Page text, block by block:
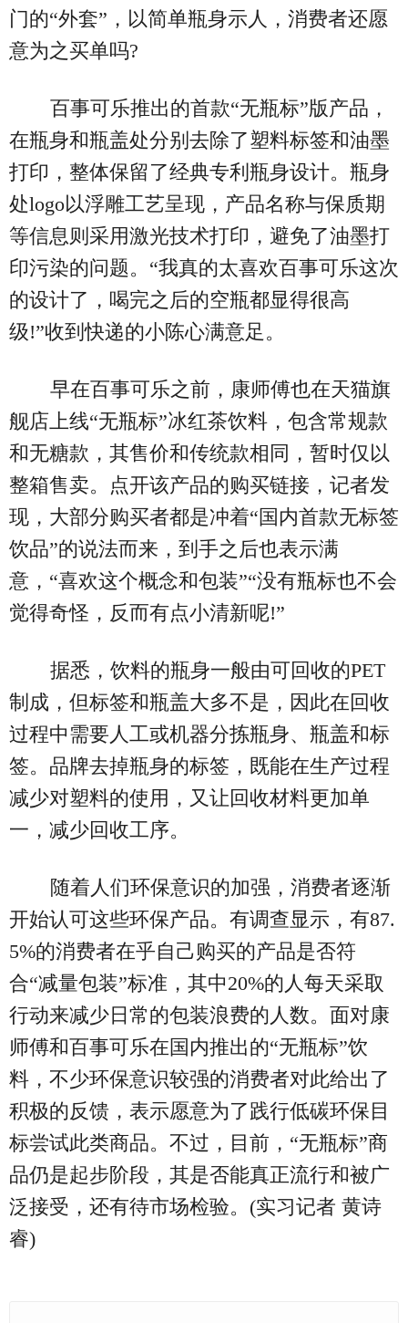
门的“外套”，以简单瓶身示人，消费者还愿
意为之买单吗?
百事可乐推出的首款“无瓶标”版产品，
在瓶身和瓶盖处分别去除了塑料标签和油墨
打印，整体保留了经典专利瓶身设计。瓶身
处logo以浮雕工艺呈现，产品名称与保质期
等信息则采用激光技术打印，避免了油墨打
印污染的问题。“我真的太喜欢百事可乐这次
的设计了，喝完之后的空瓶都显得很高
级!”收到快递的小陈心满意足。
早在百事可乐之前，康师傅也在天猫旗
舰店上线“无瓶标”冰红茶饮料，包含常规款
和无糖款，其售价和传统款相同，暂时仅以
整箱售卖。点开该产品的购买链接，记者发
现，大部分购买者都是冲着“国内首款无标签
饮品”的说法而来，到手之后也表示满
意，“喜欢这个概念和包装”“没有瓶标也不会
觉得奇怪，反而有点小清新呢!”
据悉，饮料的瓶身一般由可回收的PET
制成，但标签和瓶盖大多不是，因此在回收
过程中需要人工或机器分拣瓶身、瓶盖和标
签。品牌去掉瓶身的标签，既能在生产过程
减少对塑料的使用，又让回收材料更加单
一，减少回收工序。
随着人们环保意识的加强，消费者逐渐
开始认可这些环保产品。有调查显示，有87.
5%的消费者在乎自己购买的产品是否符
合“减量包装”标准，其中20%的人每天采取
行动来减少日常的包装浪费的人数。面对康
师傅和百事可乐在国内推出的“无瓶标”饮
料，不少环保意识较强的消费者对此给出了
积极的反馈，表示愿意为了践行低碳环保目
标尝试此类商品。不过，目前，“无瓶标”商
品仍是起步阶段，其是否能真正流行和被广
泛接受，还有待市场检验。(实习记者 黄诗
睿)